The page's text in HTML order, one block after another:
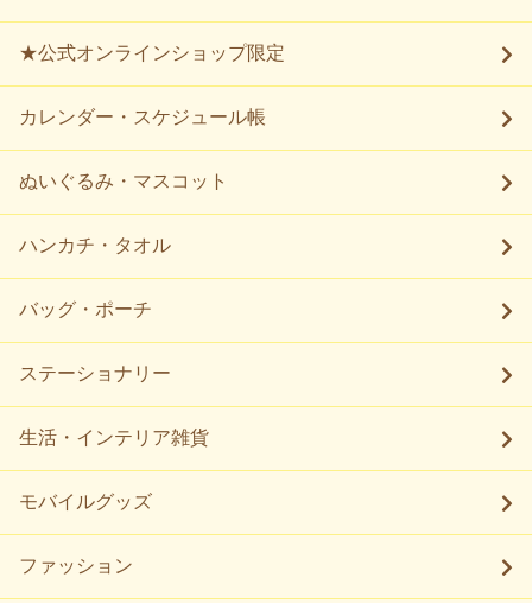
★公式オンラインショップ限定
カレンダー・スケジュール帳
ぬいぐるみ・マスコット
ハンカチ・タオル
バッグ・ポーチ
ステーショナリー
生活・インテリア雑貨
モバイルグッズ
ファッション